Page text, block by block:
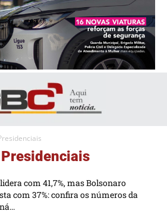
com 41,7%, mas Bolsonaro
com 37%: confira os números da